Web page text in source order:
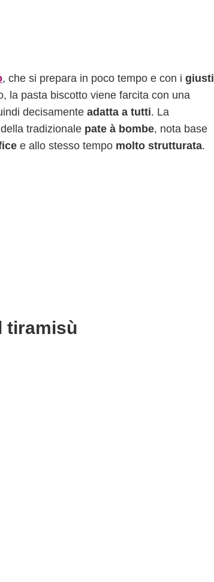
, che si prepara in poco tempo e con i giusti
la pasta biscotto viene farcita con una
decisamente adatta a tutti. La
tradizionale pate à bombe, nota base
e allo stesso tempo molto strutturata.
tiramisù